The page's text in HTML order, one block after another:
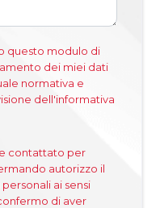
questo modulo di
dei miei dati
normativa e
dell'informativa
contattato per
autorizzo il
ai sensi
di aver